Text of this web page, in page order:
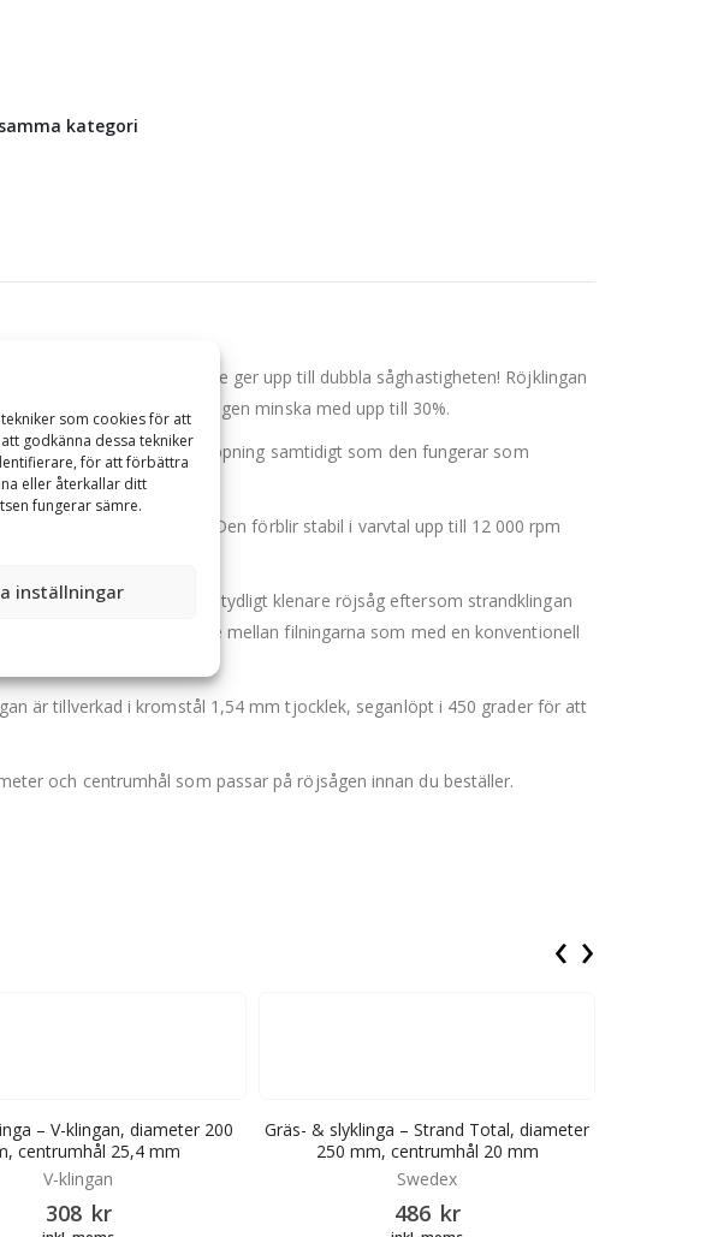
som cookies för att
godkänna dessa tekniker
för att förbättra
eller återkallar ditt
fungerar sämre.
inställningar
kategori
med optimerad ryggradie ger upp till dubbla såghastigheten! Röjklingan
brukar bensin- förbrukningen minska med upp till 30%.
ger en konstant toppsläppning samtidigt som den fungerar som
i höga varvtal. Den förblir stabil i varvtal upp till 12 000 rpm
kan man använda en betydligt klenare röjsåg eftersom strandklingan
såga dubbelt så länge mellan filningarna som med en konventionell
är tillverkad i kromstål 1,54 mm tjocklek, seganlöpt i 450 grader för att
och centrumhål som passar på röjsågen innan du beställer.
– V-klingan, diameter 200
centrumhål 25,4 mm
V-klingan
308 kr
Gräs- & slyklinga – Strand Total, diameter
250 mm, centrumhål 20 mm
Swedex
486 kr
‹ ›